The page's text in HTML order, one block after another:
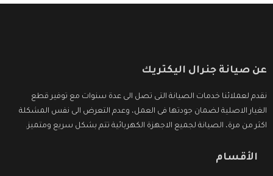
عن صيانة جنرال اليكتريك
نقدم لعملائنا خدمات الصيانة التى تصل الى عدة سنوات مع توفير قطع
الغيار الاصلية لضمان جودتها فى العمل، وعدم التعرض الى نفس المشكلة
اكثر من مرة، الصيانة لجميع الاجهزة الكهربائية تتم بشكل سريع ومتميز.
الأقسام